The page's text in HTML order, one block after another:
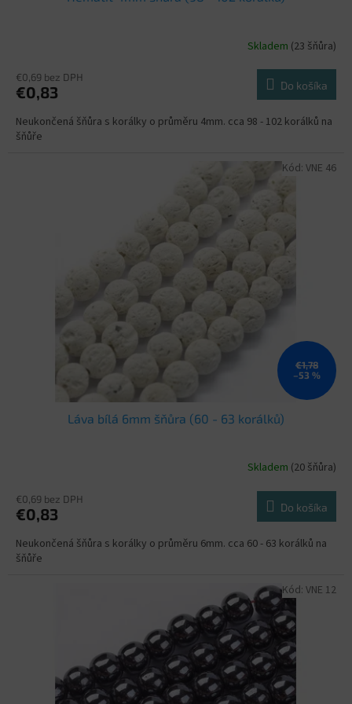
Skladem (23 šňůra)
€0,69 bez DPH
€0,83 Do košíka
Neukončená šňůra s korálky o průměru 4mm. cca 98 - 102 korálků na
šňůře
€1,78
–53 %
Láva bílá 6mm šňůra (60 - 63 korálků)
Skladem (20 šňůra)
€0,69 bez DPH
€0,83 Do košíka
Neukončená šňůra s korálky o průměru 6mm. cca 60 - 63 korálků na
šňůře
Kód: VNE 46
Kód: VNE 12